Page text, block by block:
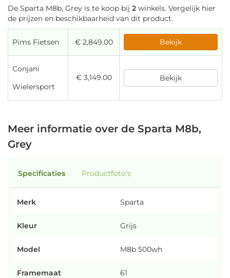
De Sparta M8b, Grey is te koop bij 2 winkels. Vergelijk hier
de prijzen en beschikbaarheid van dit product.
Pims Fietsen € 2,849.00 Bekijk
Conjani
Wielersport
€ 3,149.00 Bekijk
Meer informatie over de Sparta M8b,
Grey
Specificaties Productfoto's
Merk Sparta
Kleur Grijs
Model M8b 500wh
Framemaat 61